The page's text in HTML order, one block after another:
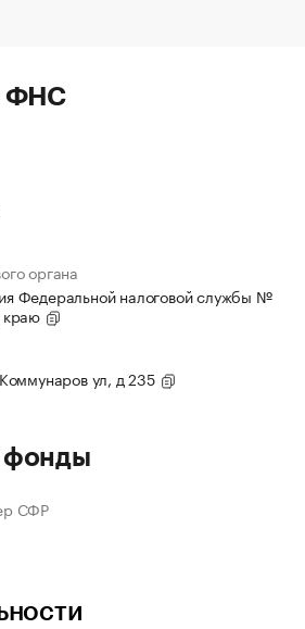
ФНС
органа
Федеральной налоговой службы №
краю
ул, д 235
фонды
СФР